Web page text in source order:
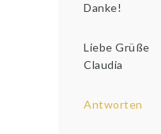
Danke!
Liebe Grüße
Claudia
Antworten